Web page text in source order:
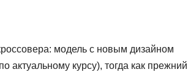
модель с новым дизайном
актуальному курсу), тогда как прежний